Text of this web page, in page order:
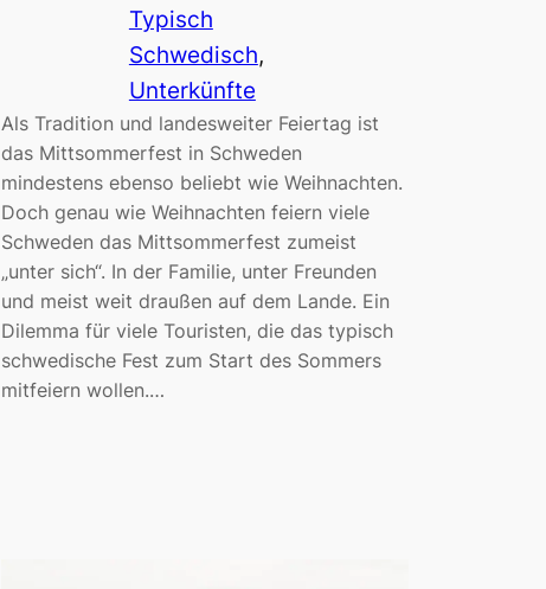
Typisch
Schwedisch
Unterkünfte
Als Tradition und landesweiter Feiertag ist
das Mittsommerfest in Schweden
mindestens ebenso beliebt wie Weihnachten.
Doch genau wie Weihnachten feiern viele
Schweden das Mittsommerfest zumeist
„unter sich“. In der Familie, unter Freunden
und meist weit draußen auf dem Lande. Ein
Dilemma für viele Touristen, die das typisch
schwedische Fest zum Start des Sommers
mitfeiern wollen.…